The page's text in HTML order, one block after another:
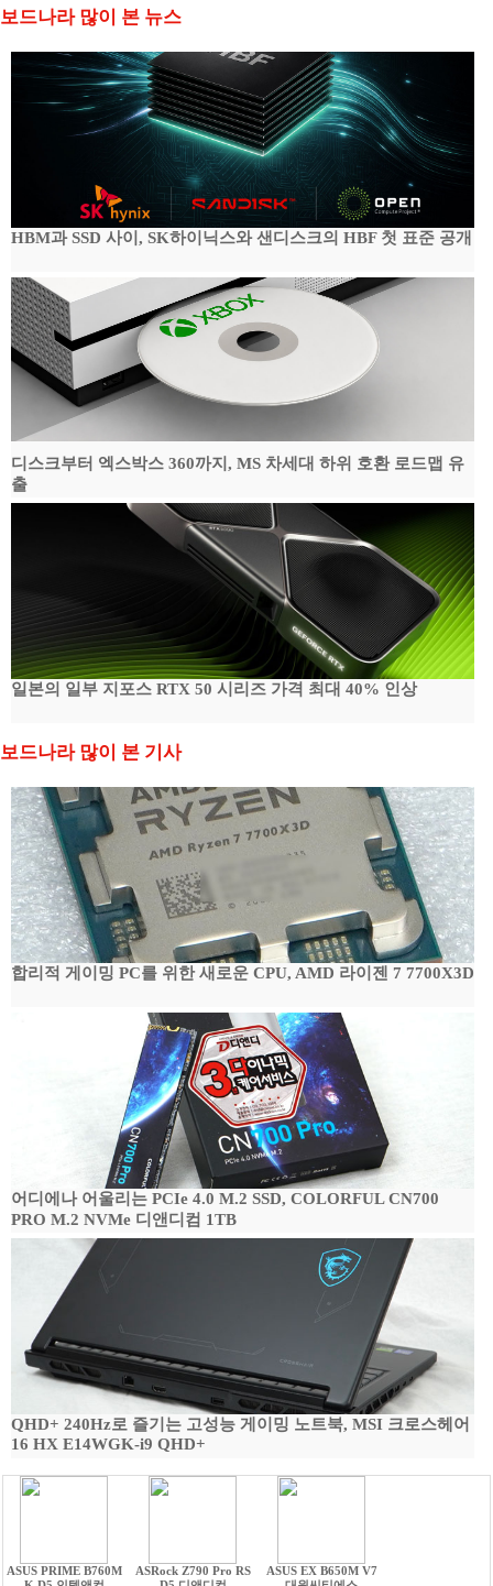
보드나라 많이 본 뉴스
HBM과 SSD 사이, SK하이닉스와 샌디스크의 HBF 첫 표준 공개
디스크부터 엑스박스 360까지, MS 차세대 하위 호환 로드맵 유
출
일본의 일부 지포스 RTX 50 시리즈 가격 최대 40% 인상
보드나라 많이 본 기사
합리적 게이밍 PC를 위한 새로운 CPU, AMD 라이젠 7 7700X3D
어디에나 어울리는 PCIe 4.0 M.2 SSD, COLORFUL CN700
PRO M.2 NVMe 디앤디컴 1TB
QHD+ 240Hz로 즐기는 고성능 게이밍 노트북, MSI 크로스헤어
16 HX E14WGK-i9 QHD+